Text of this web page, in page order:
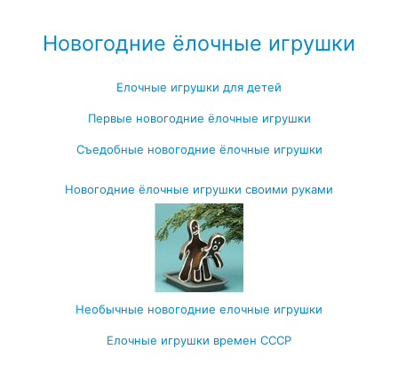
Новогодние ёлочные игрушки
Елочные игрушки для детей
Первые новогодние ёлочные игрушки
Съедобные новогодние ёлочные игрушки
Новогодние ёлочные игрушки своими руками
Необычные новогодние елочные игрушки
Елочные игрушки времен СССР